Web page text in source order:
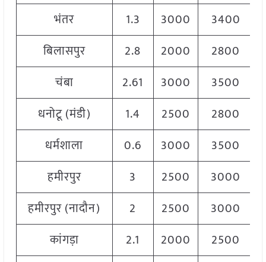
भंतर
1.3 3000 3400
बिलासपुर
2.8 2000 2800
चंबा
2.61 3000 3500
धनोटू (मंडी)
1.4 2500 2800
धर्मशाला
0.6 3000 3500
हमीरपुर
3 2500 3000
हमीरपुर (नादौन)
2 2500 3000
कांगड़ा
2.1 2000 2500